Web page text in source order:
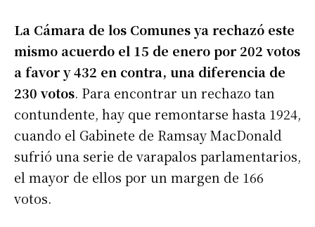
La Cámara de los Comunes ya rechazó este
mismo acuerdo el 15 de enero por 202 votos
a favor y 432 en contra, una diferencia de
230 votos. Para encontrar un rechazo tan
contundente, hay que remontarse hasta 1924,
cuando el Gabinete de Ramsay MacDonald
sufrió una serie de varapalos parlamentarios,
el mayor de ellos por un margen de 166
votos.